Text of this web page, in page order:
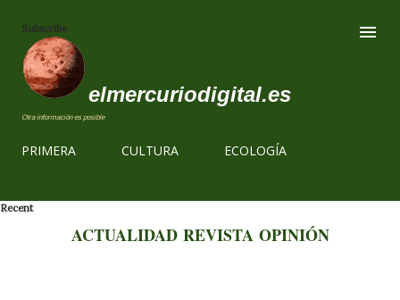
Subscribe
elmercuriodigital.es
Otra información es posible
PRIMERA CULTURA ECOLOGÍA
Recent
ACTUALIDAD REVISTA OPINIÓN